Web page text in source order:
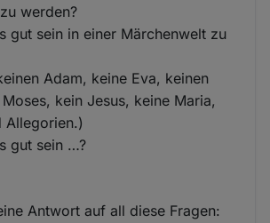
werden?
gut sein in einer Märchenwelt zu
Adam, keine Eva, keinen
kein Jesus, keine Maria,
gut sein …?
Antwort auf all diese Fragen: